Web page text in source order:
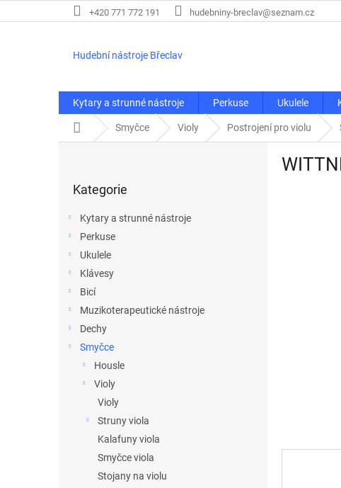
na
+420 771 772 191 hudebniny-breclav@seznam.cz
Hudební nástroje Břeclav
Kytary a strunné nástroje Perkuse Ukulele
Domů Smyčce Violy Postrojení pro violu
kategorie
Kategorie
Kytary a strunné nástroje
Perkuse
Ukulele
Klávesy
Bicí
Muzikoterapeutické nástroje
Dechy
Smyčce
Housle
Violy
Violy
Struny viola
Kalafuny viola
Smyčce viola
Stojany na violu